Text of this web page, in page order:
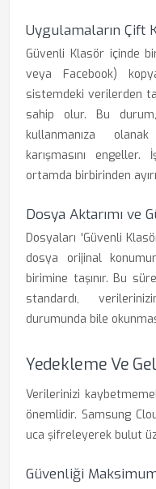
Uygulamaların Çift
Güvenli Klasör içinde
veya Facebook)
sistemdeki verilerden
sahip olur. Bu
kullanmanıza
karışmasını
ortamda birbirinden
Dosya Aktarımı ve
Dosyaları 'Güvenli
dosya orijinal
birimine taşınır. Bu
standardı,
durumunda bile
Yedekleme Ve
Verilerinizi
önemlidir. Samsung
uca şifreleyerek bulut
Güvenliği